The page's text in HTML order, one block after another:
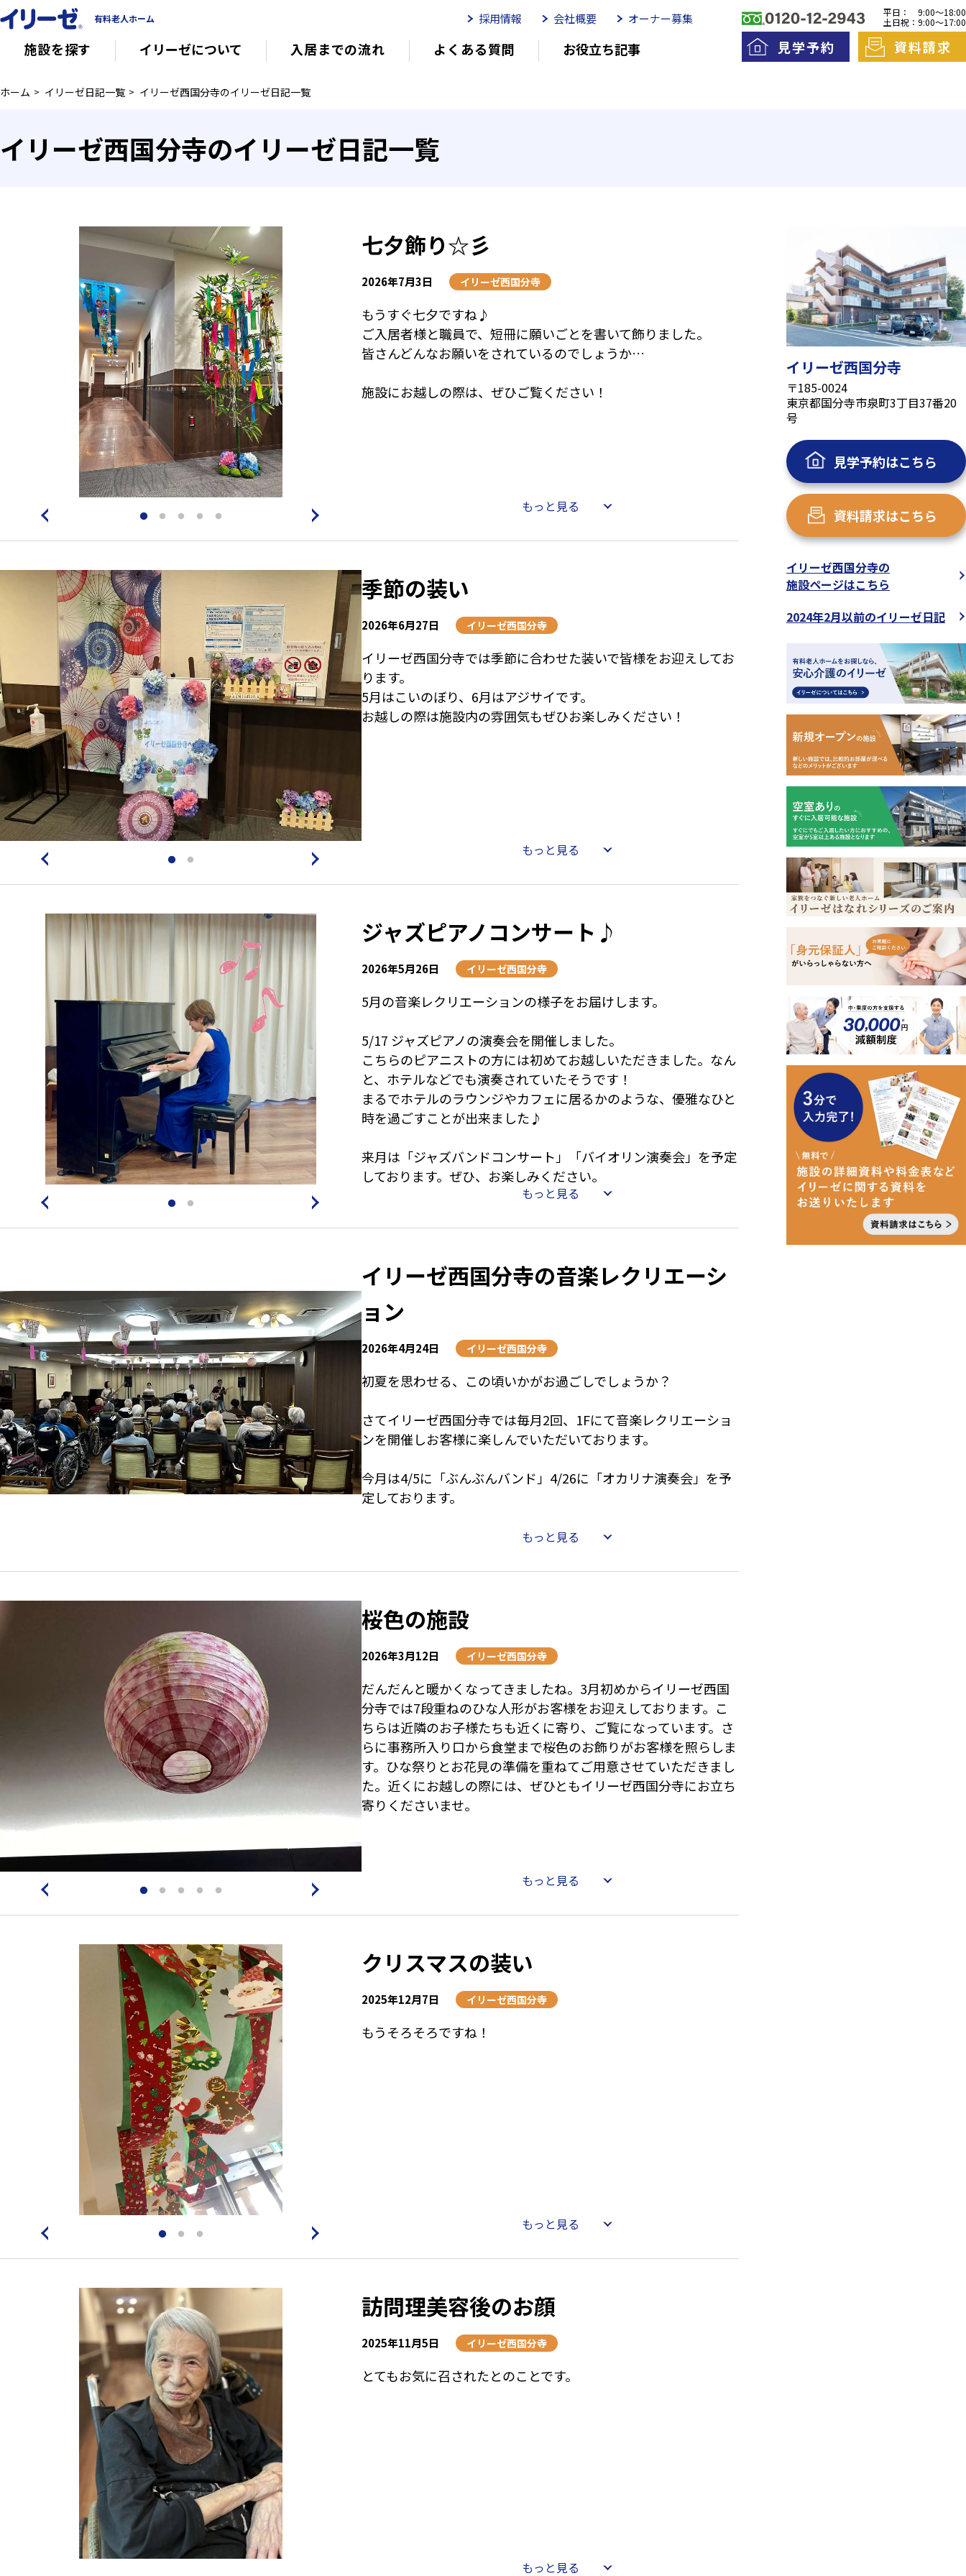
有料老人ホーム
施設を探す イリーゼについて
イリーゼについて
会社概要
入居までの流れ よくある質問 お役立ち記事
意外と知らない介護保険の基本 有料老人ホームを選ぶ時のポイント
採用情報 会社概要 オーナー募集
平日：
土日祝：
9:00～18:00
9:00～17:00
見学予約 資料請求
ホーム イリーゼ日記一覧 イリーゼ西国分寺のイリーゼ日記一覧
イリーゼ西国分寺のイリーゼ日記一覧
七夕飾り☆彡
2026年7月3日 イリーゼ西国分寺
もうすぐ七夕ですね♪
ご入居者様と職員で、短冊に願いごとを書いて飾りました。
皆さんどんなお願いをされているのでしょうか…
施設にお越しの際は、ぜひご覧ください！
もっと見る
季節の装い
2026年6月27日 イリーゼ西国分寺
イリーゼ西国分寺では季節に合わせた装いで皆様をお迎えしてお
ります。
5月はこいのぼり、6月はアジサイです。
お越しの際は施設内の雰囲気もぜひお楽しみください！
もっと見る
ジャズピアノコンサート♪
2026年5月26日 イリーゼ西国分寺
5月の音楽レクリエーションの様子をお届けします。
5/17 ジャズピアノの演奏会を開催しました。
こちらのピアニストの方には初めてお越しいただきました。なん
と、ホテルなどでも演奏されていたそうです！
まるでホテルのラウンジやカフェに居るかのような、優雅なひと
時を過ごすことが出来ました♪
来月は「ジャズバンドコンサート」「バイオリン演奏会」を予定
しております。ぜひ、お楽しみください。
もっと見る
イリーゼ西国分寺の音楽レクリエーシ
ョン
2026年4月24日 イリーゼ西国分寺
初夏を思わせる、この頃いかがお過ごしでしょうか？
さてイリーゼ西国分寺では毎月2回、1Fにて音楽レクリエーショ
ンを開催しお客様に楽しんでいただいております。
今月は4/5に「ぶんぶんバンド」4/26に「オカリナ演奏会」を予
定しております。
ぜひとも、お待ちしております。もっと見る
桜色の施設
2026年3月12日 イリーゼ西国分寺
だんだんと暖かくなってきましたね。3月初めからイリーゼ西国
分寺では7段重ねのひな人形がお客様をお迎えしております。こ
ちらは近隣のお子様たちも近くに寄り、ご覧になっています。さ
らに事務所入り口から食堂まで桜色のお飾りがお客様を照らしま
す。ひな祭りとお花見の準備を重ねてご用意させていただきまし
た。近くにお越しの際には、ぜひともイリーゼ西国分寺にお立ち
寄りくださいませ。
もっと見る
クリスマスの装い
2025年12月7日 イリーゼ西国分寺
もうそろそろですね！
もっと見る
訪問理美容後のお顔
2025年11月5日 イリーゼ西国分寺
とてもお気に召されたとのことです。
もっと見る
イリーゼ西国分寺
〒185-0024
東京都国分寺市泉町3丁目37番20
号
見学予約はこちら
資料請求はこちら
イリーゼ西国分寺の
施設ページはこちら
2024年2月以前のイリーゼ日記